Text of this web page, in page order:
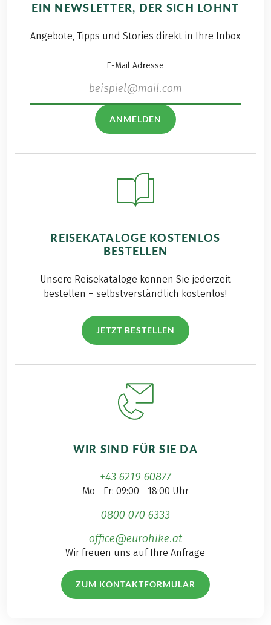
EIN NEWSLETTER, DER SICH LOHNT
Angebote, Tipps und Stories direkt in Ihre Inbox
E-Mail Adresse
ANMELDEN
REISEKATALOGE KOSTENLOS
BESTELLEN
Unsere Reisekataloge können Sie jederzeit
bestellen – selbstverständlich kostenlos!
JETZT BESTELLEN
WIR SIND FÜR SIE DA
+43 6219 60877
Mo - Fr: 09:00 - 18:00 Uhr
0800 070 6333
office@eurohike.at
Wir freuen uns auf Ihre Anfrage
ZUM KONTAKTFORMULAR